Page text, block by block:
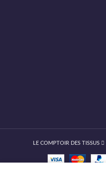
LE COMPTOIR DES TISSUS